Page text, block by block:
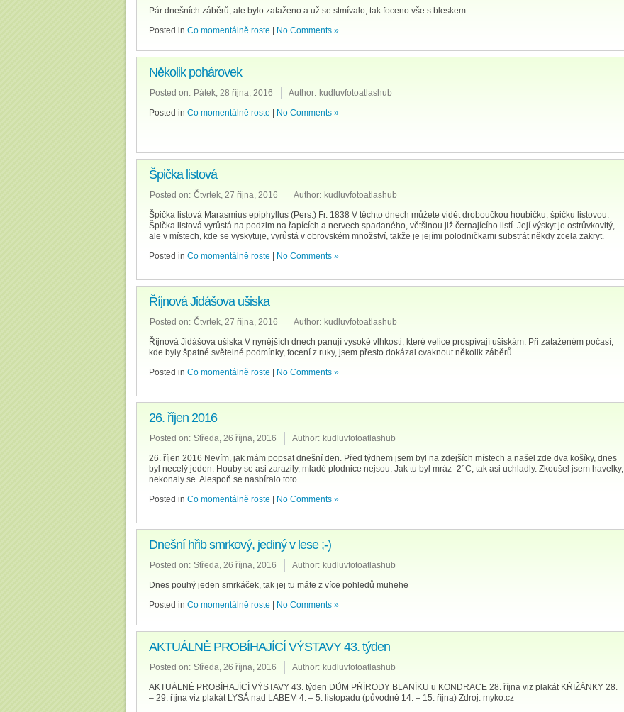
Pár dnešních záběrů, ale bylo zataženo a už se stmívalo, tak foceno vše s bleskem…
Posted in Co momentálně roste No Comments »
Několik pohárovek
Posted on: Pátek, 28 října, 2016 Author: kudluvfotoatlashub
Posted in Co momentálně roste No Comments »
Špička listová
Posted on: Čtvrtek, 27 října, 2016 Author: kudluvfotoatlashub
Špička listová Marasmius epiphyllus (Pers.) Fr. 1838 V těchto dnech můžete vidět droboučkou houbičku, špičku listovou.
Špička listová vyrůstá na podzim na řapících a nervech spadaného, většinou již černajícího listí. Její výskyt je ostrůvkovitý,
ale v místech, kde se vyskytuje, vyrůstá v obrovském množství, takže je jejími polodničkami substrát někdy zcela zakryt.
Posted in Co momentálně roste No Comments »
Říjnová Jidášova ušiska
Posted on: Čtvrtek, 27 října, 2016 Author: kudluvfotoatlashub
Říjnová Jidášova ušiska V nynějších dnech panují vysoké vlhkosti, které velice prospívají ušiskám. Při zataženém počasí,
kde byly špatné světelné podmínky, focení z ruky, jsem přesto dokázal cvaknout několik záběrů…
Posted in Co momentálně roste No Comments »
26. říjen 2016
Posted on: Středa, 26 října, 2016 Author: kudluvfotoatlashub
26. říjen 2016 Nevím, jak mám popsat dnešní den. Před týdnem jsem byl na zdejších místech a našel zde dva košíky, dnes
byl necelý jeden. Houby se asi zarazily, mladé plodnice nejsou. Jak tu byl mráz -2°C, tak asi uchladly. Zkoušel jsem havelky,
nekonaly se. Alespoň se nasbíralo toto…
Posted in Co momentálně roste No Comments »
Dnešní hřib smrkový, jediný v lese ;-)
Posted on: Středa, 26 října, 2016 Author: kudluvfotoatlashub
Dnes pouhý jeden smrkáček, tak jej tu máte z více pohledů muhehe
Posted in Co momentálně roste No Comments »
AKTUÁLNĚ PROBÍHAJÍCÍ VÝSTAVY 43. týden
Posted on: Středa, 26 října, 2016 Author: kudluvfotoatlashub
AKTUÁLNĚ PROBÍHAJÍCÍ VÝSTAVY 43. týden DŮM PŘÍRODY BLANÍKU u KONDRACE 28. října viz plakát KŘIŽÁNKY 28.
– 29. října viz plakát LYSÁ nad LABEM 4. – 5. listopadu (původně 14. – 15. října) Zdroj: myko.cz